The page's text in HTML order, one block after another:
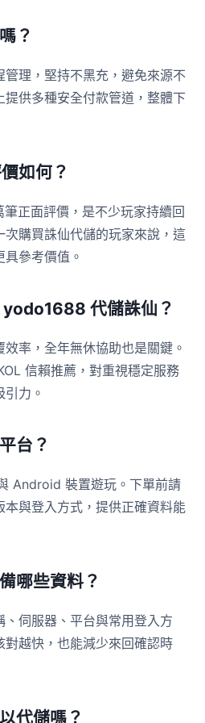
？
理，堅持不黑充，避免來源不
提供多種安全付款管道，整體下
如何？
正面評價，是不少玩家持續回
次購買誅仙代儲的玩家來說，這
參考價值。
代儲誅仙？
率，全年無休協助也是關鍵。
信賴推薦，對重視穩定服務
力。
台？
Android 裝置遊玩。下單前請
本與登入方式，提供正確資料能
哪些資料？
伺服器、平台與常用登入方
對越快，也能減少來回確認時
代儲嗎？